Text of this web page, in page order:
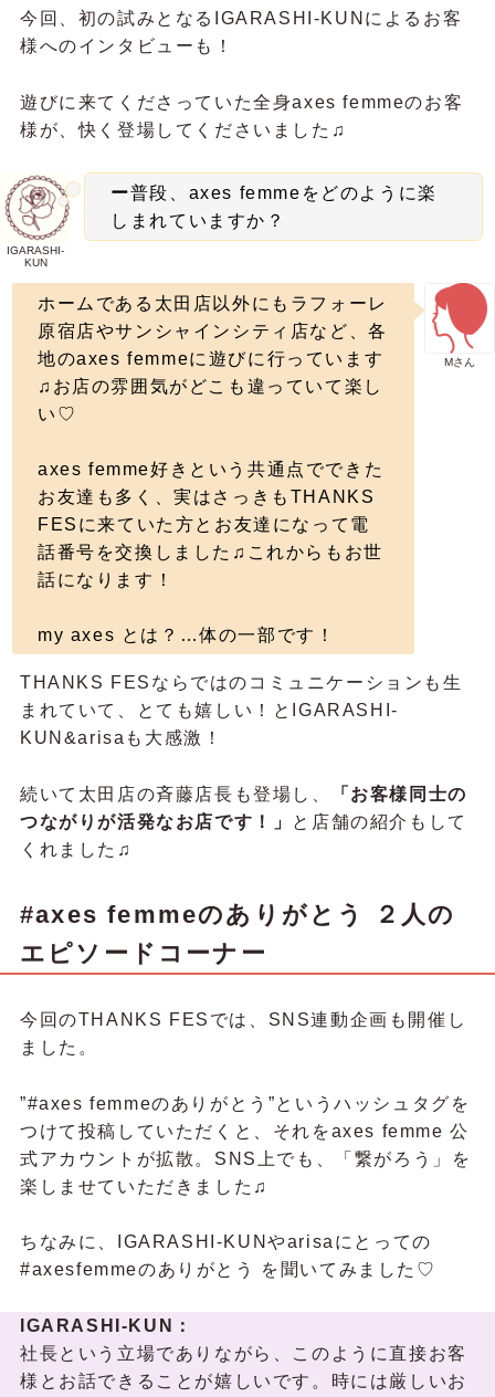
今回、初の試みとなるIGARASHI-KUNによるお客
様へのインタビューも！
遊びに来てくださっていた全身axes femmeのお客
様が、快く登場してくださいました♫
IGARASHI-
KUN
ー普段、axes femmeをどのように楽
しまれていますか？
Mさん
ホームである太田店以外にもラフォーレ
原宿店やサンシャインシティ店など、各
地のaxes femmeに遊びに行っています
♫お店の雰囲気がどこも違っていて楽し
い♡
axes femme好きという共通点でできた
お友達も多く、実はさっきもTHANKS
FESに来ていた方とお友達になって電
話番号を交換しました♫これからもお世
話になります！
my axes とは？…体の一部です！
THANKS FESならではのコミュニケーションも生
まれていて、とても嬉しい！とIGARASHI-
KUN&arisaも大感激！
続いて太田店の斉藤店長も登場し、
「お客様同士の
つながりが活発なお店です！」 と店舗の紹介もして
くれました♫
#axes femmeのありがとう ２人の
エピソードコーナー
今回のTHANKS FESでは、SNS連動企画も開催し
ました。
”#axes femmeのありがとう”というハッシュタグを
つけて投稿していただくと、それをaxes femme 公
式アカウントが拡散。SNS上でも、「繋がろう」を
楽しませていただきました♫
ちなみに、IGARASHI-KUNやarisaにとっての
#axesfemmeのありがとう を聞いてみました♡
IGARASHI-KUN：
社長という立場でありながら、このように直接お客
様とお話できることが嬉しいです。時には厳しいお